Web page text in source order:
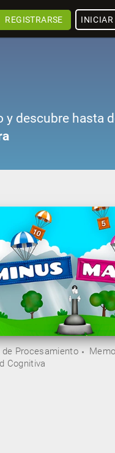
INICIAR
REGISTRARSE
y descubre hasta
de Procesamiento
Cognitiva